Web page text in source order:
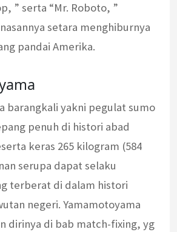
” serta “Mr. Roboto, ”
setara menghiburnya
pandai Amerika.
barangkali yakni pegulat sumo
penuh di histori abad
keras 265 kilogram (584
serupa dapat selaku
terberat di dalam histori
negeri. Yamamotoyama
dirinya di bab match-fixing, yg